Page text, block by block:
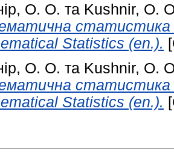
О. О. та Kushnir, O.
статистика
Statistics (en.).
О. О. та Kushnir, O.
статистика
Statistics (en.).